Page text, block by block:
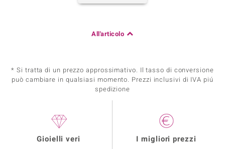
All'articolo
* Si tratta di un prezzo approssimativo. Il tasso di conversione
può cambiare in qualsiasi momento. Prezzi inclusivi di IVA piú
spedizione
Gioielli veri I migliori prezzi